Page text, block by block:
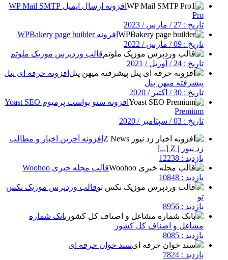
افزونه ارسال ایمیل WP Mail SMTP
Pro
تاریخ : 27 / مارس / 2023
افزونه WPBakery page builder
تاریخ : 09 / مارس / 2022
قالب وردپرس موزیک ملوتم
تاریخ : 24 / آوریل / 2021
افزونه حرفه ای پنل
پیشرفته میهن پنل
تاریخ : 30 / اکتبر / 2020
افزونه سئو یواست پرمیوم Yoast SEO
Premium
تاریخ : 03 / سپتامبر / 2020
افزونه آخرین اخبار و مطالب
زد نیوز | Z [...]
بازدید : 12238
قالب مجله خبری Woohoo
بازدید : 10848
قالب وردپرس موزیک نکس
تو
بازدید : 8956
بانک شماره
مشاغل و اصناف کل کشور
بازدید : 8085
سند خوان حرفه ای
بازدید : 7824